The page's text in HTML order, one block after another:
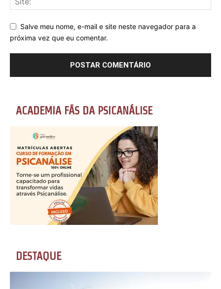
Salve meu nome, e-mail e site neste navegador para a
próxima vez que eu comentar.
ACADEMIA FÃS DA PSICANÁLISE
DESTAQUE